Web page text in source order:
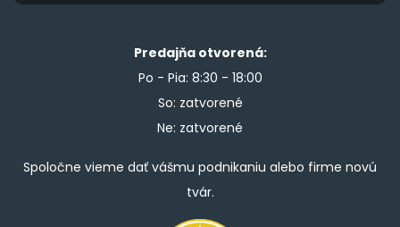
Predajňa otvorená:
Po - Pia: 8:30 - 18:00
So: zatvorené
Ne: zatvorené
Spoločne vieme dať vášmu podnikaniu alebo firme novú
tvár.